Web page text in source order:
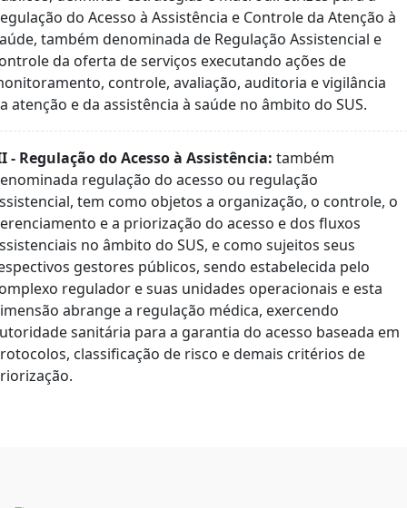
do Acesso à Assistência e Controle da Atenção à
também denominada de Regulação Assistencial e
da oferta de serviços executando ações de
controle, avaliação, auditoria e vigilância
atenção e da assistência à saúde no âmbito do SUS.
- Regulação do Acesso à Assistência: também
regulação do acesso ou regulação
tem como objetos a organização, o controle, o
e a priorização do acesso e dos fluxos
no âmbito do SUS, e como sujeitos seus
gestores públicos, sendo estabelecida pelo
regulador e suas unidades operacionais e esta
abrange a regulação médica, exercendo
sanitária para a garantia do acesso baseada em
classificação de risco e demais critérios de